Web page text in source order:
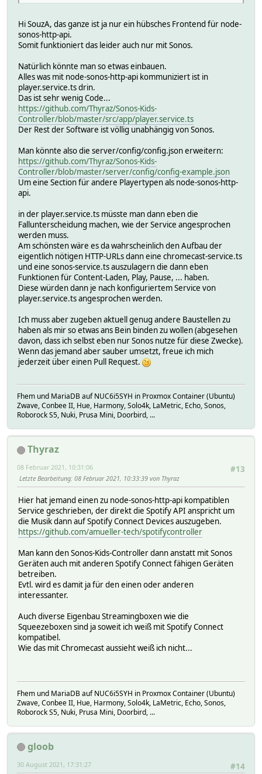
Hi SouzA, das ganze ist ja nur ein hübsches Frontend für node-
sonos-http-api.
Somit funktioniert das leider auch nur mit Sonos.
Natürlich könnte man so etwas einbauen.
Alles was mit node-sonos-http-api kommuniziert ist in
player.service.ts drin.
Das ist sehr wenig Code...
https://github.com/Thyraz/Sonos-Kids-
Controller/blob/master/src/app/player.service.ts
Der Rest der Software ist völlig unabhängig von Sonos.
Man könnte also die server/config/config.json erweitern:
https://github.com/Thyraz/Sonos-Kids-
Controller/blob/master/server/config/config-example.json
Um eine Section für andere Playertypen als node-sonos-http-
api.
in der player.service.ts müsste man dann eben die
Fallunterscheidung machen, wie der Service angesprochen
werden muss.
Am schönsten wäre es da wahrscheinlich den Aufbau der
eigentlich nötigen HTTP-URLs dann eine chromecast-service.ts
und eine sonos-service.ts auszulagern die dann eben
Funktionen für Content-Laden, Play, Pause, ... haben.
Diese würden dann je nach konfiguriertem Service von
player.service.ts angesprochen werden.
Ich muss aber zugeben aktuell genug andere Baustellen zu
haben als mir so etwas ans Bein binden zu wollen (abgesehen
davon, dass ich selbst eben nur Sonos nutze für diese Zwecke).
Wenn das jemand aber sauber umsetzt, freue ich mich
jederzeit über einen Pull Request.
Fhem und MariaDB auf NUC6i5SYH in Proxmox Container (Ubuntu)
Zwave, Conbee II, Hue, Harmony, Solo4k, LaMetric, Echo, Sonos,
Roborock S5, Nuki, Prusa Mini, Doorbird, ...
Thyraz
#13
08 Februar 2021, 10:31:06
Letzte Bearbeitung: 08 Februar 2021, 10:33:39 von Thyraz
Hier hat jemand einen zu node-sonos-http-api kompatiblen
Service geschrieben, der direkt die Spotify API anspricht um
die Musik dann auf Spotify Connect Devices auszugeben.
https://github.com/amueller-tech/spotifycontroller
Man kann den Sonos-Kids-Controller dann anstatt mit Sonos
Geräten auch mit anderen Spotify Connect fähigen Geräten
betreiben.
Evtl. wird es damit ja für den einen oder anderen
interessanter.
Auch diverse Eigenbau Streamingboxen wie die
Squeezeboxen sind ja soweit ich weiß mit Spotify Connect
kompatibel.
Wie das mit Chromecast aussieht weiß ich nicht...
Fhem und MariaDB auf NUC6i5SYH in Proxmox Container (Ubuntu)
Zwave, Conbee II, Hue, Harmony, Solo4k, LaMetric, Echo, Sonos,
Roborock S5, Nuki, Prusa Mini, Doorbird, ...
gloob
#14
30 August 2021, 17:31:27